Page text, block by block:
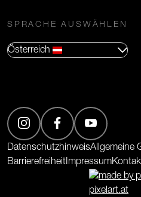
SPRACHE AUSWÄHLEN
Österreich
DatenschutzhinweisAllgemeine
BarrierefreiheitImpressum
(Öffnet in neuem Tab)
(Öffnet in neuem
(Öffnet in